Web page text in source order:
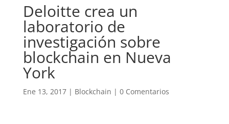
Deloitte crea un
laboratorio de
investigación sobre
blockchain en Nueva
York
Ene 13, 2017| Blockchain | 0 Comentarios